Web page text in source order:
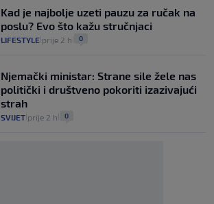
Kad je najbolje uzeti pauzu za ručak na
poslu? Evo što kažu stručnjaci
LIFESTYLE prije 2 h 0
Njemački ministar: Strane sile žele nas
politički i društveno pokoriti izazivajući
strah
SVIJET prije 2 h 0